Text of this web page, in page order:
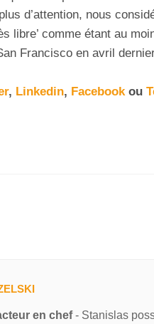
d’attention, nous
libre’ comme étant au
Francisco en avril
, Linkedin, Facebookou
en chef- Stanislas